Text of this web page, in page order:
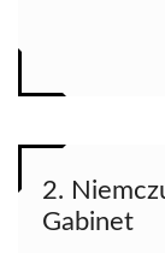
2.
Gabinet